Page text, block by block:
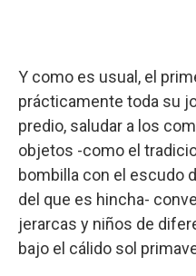
Y como es usual, el
prácticamente toda su
predio, saludar a los
objetos -como el
bombilla con el escudo
del que es hincha-
jerarcas y niños de
bajo el cálido sol